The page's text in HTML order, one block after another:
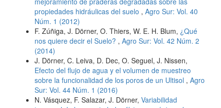
propiedades hidráulicas del suelo , Agro Sur: Vol. 40
Núm. 1 (2012)
F. Zúñiga, J. Dörner, O. Thiers, W. E. H. Blum, ¿Qué
nos quiere decir el Suelo? , Agro Sur: Vol. 42 Núm. 2
(2014)
J. Dörner, C. Leiva, D. Dec, O. Seguel, J. Nissen,
Efecto del flujo de agua y el volumen de muestreo
sobre la funcionalidad de los poros de un Ultisol , Agro
Sur: Vol. 44 Núm. 1 (2016)
N. Vásquez, F. Salazar, J. Dörner, Variabilidad